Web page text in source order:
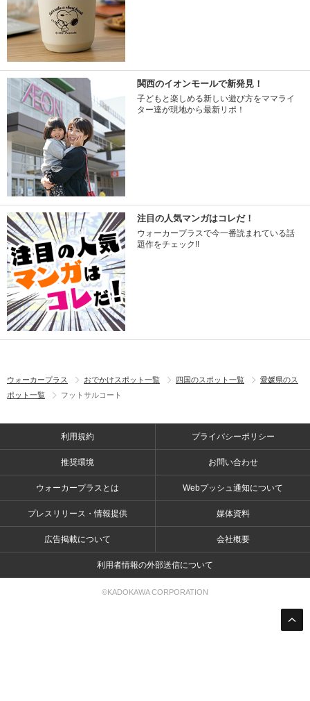
関西のイオンモールで新発見！
子どもと楽しめる新しい遊び方をママライ
ター達が現地から最新リポ！
注目の人気マンガはコレだ！
ウォーカープラスで今一番読まれている話
題作をチェック!!
ウォーカープラス おでかけスポット一覧 四国のスポット一覧
愛媛県のス
ポット一覧
フットサルコート
利用規約 プライバシーポリシー
推奨環境 お問い合わせ
ウォーカープラスとは Webプッシュ通知について
プレスリリース・情報提供 媒体資料
広告掲載について 会社概要
利用者情報の外部送信について
©KADOKAWA CORPORATION